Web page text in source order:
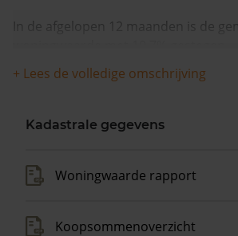
In de afgelopen 12 maanden is de
+ Lees de volledige omschrijving
Kadastrale gegevens
Woningwaarde rapport
Koopsommenoverzicht